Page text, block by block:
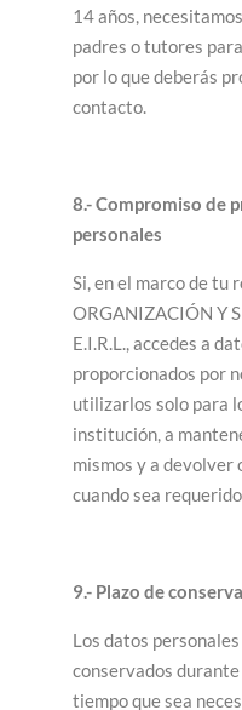
14 años,
padres o tutores
por lo que deberás
contacto.
8.- Compromiso de
personales
Si, en el marco de tu
ORGANIZACIÓN Y
E.I.R.L., accedes a
proporcionados por
utilizarlos solo para
institución, a
mismos y a
cuando sea
9.- Plazo de
Los datos
conservados durante
tiempo que sea